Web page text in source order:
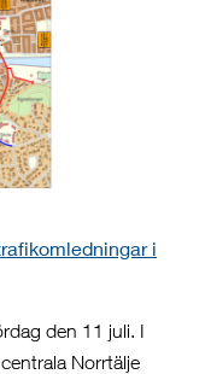
i
den 11 juli. I
Norrtälje